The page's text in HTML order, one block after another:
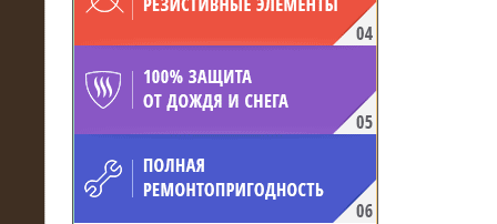
15.04.2017
Нагрузочный комплекс 16 МВт с